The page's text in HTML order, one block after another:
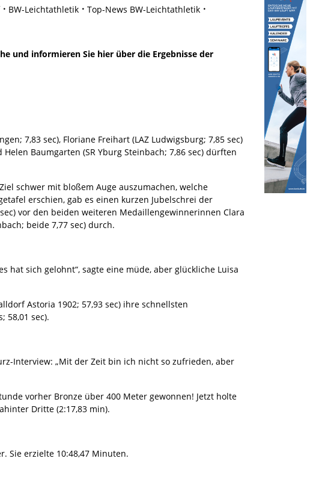
BW-Leichtathletik
Top-News BW-Leichtathletik
und informieren Sie hier über die Ergebnisse der
7,83 sec), Floriane Freihart (LAZ Ludwigsburg; 7,85 sec)
Baumgarten (SR Yburg Steinbach; 7,86 sec) dürften
schwer mit bloßem Auge auszumachen, welche
erschien, gab es einen kurzen Jubelschrei der
vor den beiden weiteren Medaillengewinnerinnen Clara
beide 7,77 sec) durch.
hat sich gelohnt“, sagte eine müde, aber glückliche Luisa
Astoria 1902; 57,93 sec) ihre schnellsten
58,01 sec).
Interview: „Mit der Zeit bin ich nicht so zufrieden, aber
vorher Bronze über 400 Meter gewonnen! Jetzt holte
Dritte (2:17,83 min).
Sie erzielte 10:48,47 Minuten.